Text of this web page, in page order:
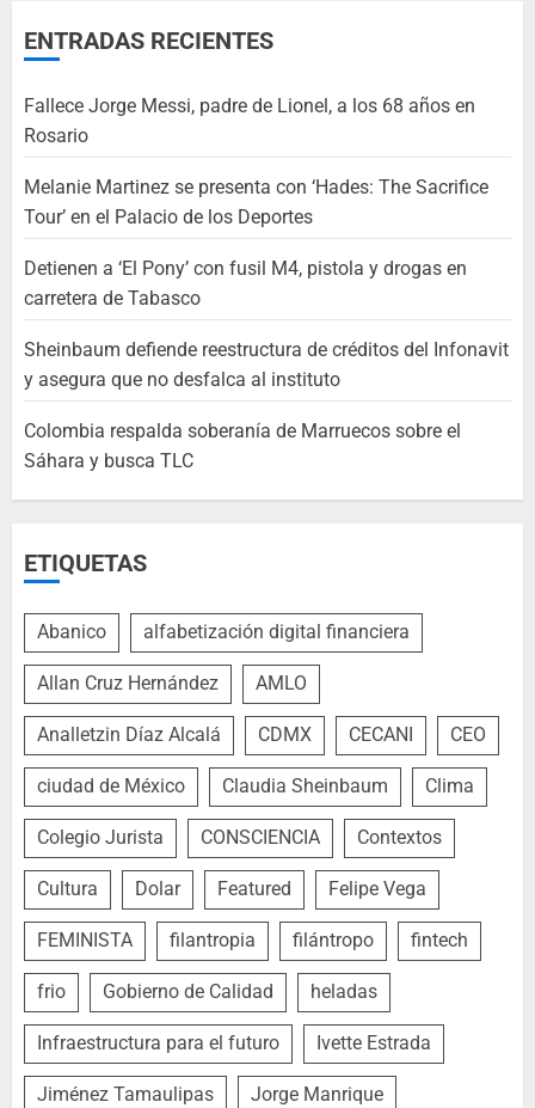
ENTRADAS RECIENTES
Fallece Jorge Messi, padre de Lionel, a los 68 años en
Rosario
Melanie Martinez se presenta con ‘Hades: The Sacrifice
Tour’ en el Palacio de los Deportes
Detienen a ‘El Pony’ con fusil M4, pistola y drogas en
carretera de Tabasco
Sheinbaum defiende reestructura de créditos del Infonavit
y asegura que no desfalca al instituto
Colombia respalda soberanía de Marruecos sobre el
Sáhara y busca TLC
ETIQUETAS
Abanico alfabetización digital financiera
Allan Cruz Hernández AMLO
Analletzin Díaz Alcalá CDMX CECANI CEO
ciudad de México Claudia Sheinbaum Clima
Colegio Jurista CONSCIENCIA Contextos
Cultura Dolar Featured Felipe Vega
FEMINISTA filantropia filántropo fintech
frio Gobierno de Calidad heladas
Infraestructura para el futuro Ivette Estrada
Jiménez Tamaulipas Jorge Manrique